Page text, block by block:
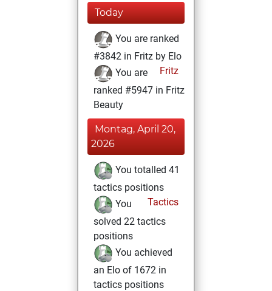
Today
You are ranked
#3842 in Fritz by Elo
Fritz
You are
ranked #5947 in Fritz
Beauty
Montag, April 20,
2026
You totalled 41
tactics positions
Tactics
You
solved 22 tactics
positions
You achieved
an Elo of 1672 in
tactics positions